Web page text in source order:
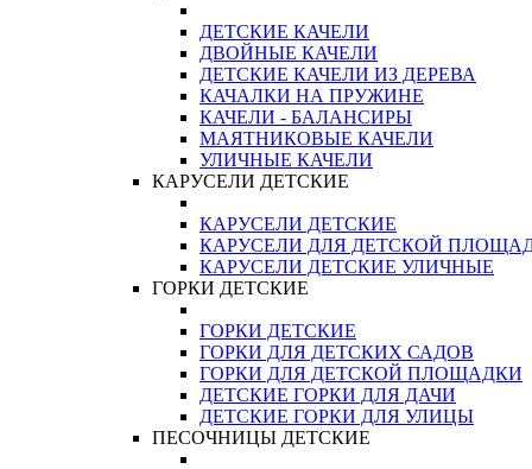
ДЕТСКИЕ КАЧЕЛИ
ДВОЙНЫЕ КАЧЕЛИ
ДЕТСКИЕ КАЧЕЛИ ИЗ ДЕРЕВА
КАЧАЛКИ НА ПРУЖИНЕ
КАЧЕЛИ - БАЛАНСИРЫ
МАЯТНИКОВЫЕ КАЧЕЛИ
УЛИЧНЫЕ КАЧЕЛИ
КАРУСЕЛИ ДЕТСКИЕ
КАРУСЕЛИ ДЕТСКИЕ
КАРУСЕЛИ ДЛЯ ДЕТСКОЙ
КАРУСЕЛИ ДЕТСКИЕ УЛИЧНЫЕ
ГОРКИ ДЕТСКИЕ
ГОРКИ ДЕТСКИЕ
ГОРКИ ДЛЯ ДЕТСКИХ САДОВ
ГОРКИ ДЛЯ ДЕТСКОЙ ПЛОЩАДКИ
ДЕТСКИЕ ГОРКИ ДЛЯ ДАЧИ
ДЕТСКИЕ ГОРКИ ДЛЯ УЛИЦЫ
ПЕСОЧНИЦЫ ДЕТСКИЕ